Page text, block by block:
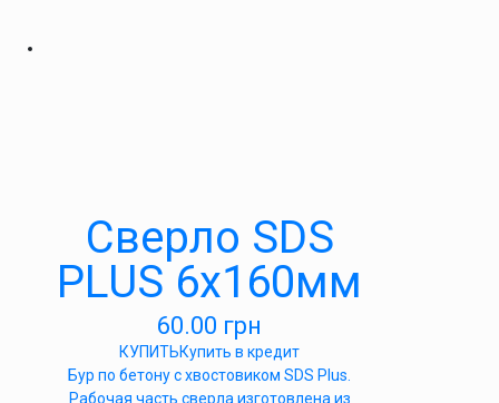
Сверло SDS
PLUS 6х160мм
60.00 грн
КУПИТЬКупить в кредит
Бур по бетону с хвостовиком SDS Plus.
Рабочая часть сверла изготовлена из